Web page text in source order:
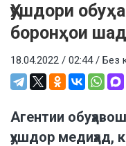
Ҳушдори
боронҳои
18.04.2022 / 02:44 / Без
Агентии
ҳушдор медиҳад,